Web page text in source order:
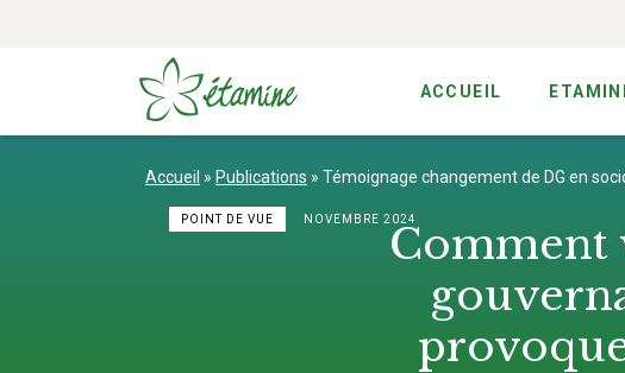
ACCUEIL
POINT DE VUE NOVEMBRE 2024
Accueil » Publications » Témoignage changement de DG en
Comment